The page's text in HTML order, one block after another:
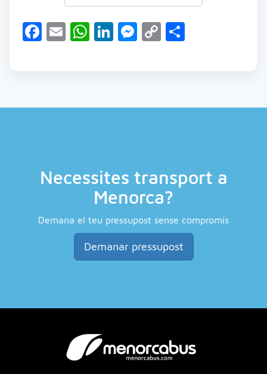
Facebook
EmailWhatsApp
LinkedIn
Messenger
Copy
Necessites transport a
Menorca?
Demana el teu pressupost sense compromís
Demanar pressupost